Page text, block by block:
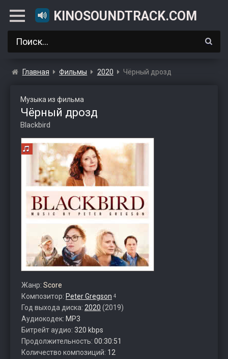
KINOSOUNDTRACK.COM
Главная Фильмы 2020 Чёрный дрозд
Музыка из фильма
Чёрный дрозд
Blackbird
Жанр: Score
Композитор: Peter Gregson 4
Год выхода диска: 2020 (2019)
Аудиокодек: MP3
Битрейт аудио: 320 kbps
Продолжительность: 00:30:51
Количество композиций: 12